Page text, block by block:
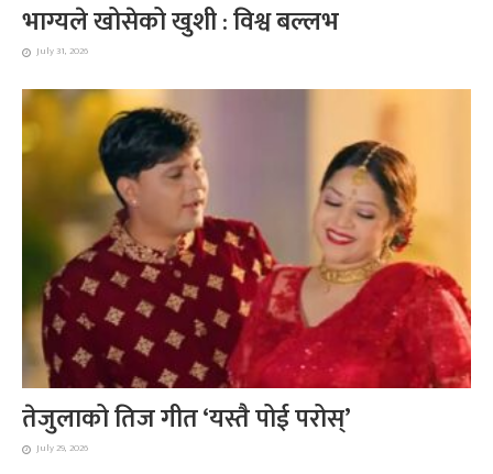
भाग्यले खोसेको खुशी : विश्व बल्लभ
July 31, 2026
तेजुलाको तिज गीत ‘यस्तै पोई परोस्’
July 29, 2026